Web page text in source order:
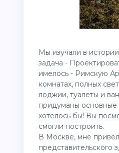
Мы изучали в
задача -
имелось - Римскую
комнатах, полных
лоджии, туалеты и
придуманы основные
хотелось бы! Вы
смогли построить.
В Москве, мне